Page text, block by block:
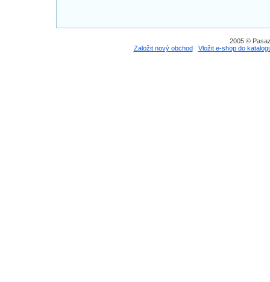
2005 ©
Založit nový obchod
Vložit e-shop do